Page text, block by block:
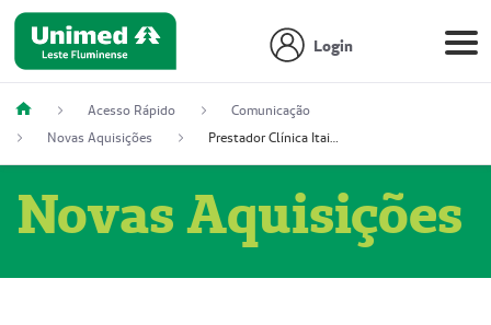
Login
Acesso Rápido
Comunicação
Novas Aquisições
Prestador Clínica Itaipú Ltda (51004348-2)
Novas Aquisições